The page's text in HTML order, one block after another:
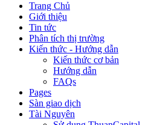
Trang Chủ
Giới thiệu
Tin tức
Phân tích thị trường
Kiến thức - Hướng dẫn
Kiến thức cơ bản
Hướng dẫn
FAQs
Pages
Sàn giao dịch
Tài Nguyên